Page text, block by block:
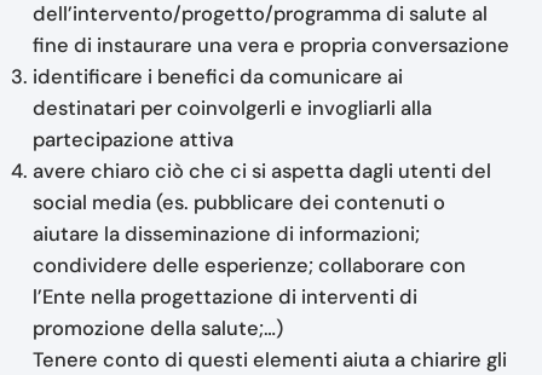
dell’intervento/progetto/programma di salute al
fine di instaurare una vera e propria conversazione
identificare i benefici da comunicare ai
destinatari per coinvolgerli e invogliarli alla
partecipazione attiva
avere chiaro ciò che ci si aspetta dagli utenti del
social media (es. pubblicare dei contenuti o
aiutare la disseminazione di informazioni;
condividere delle esperienze; collaborare con
l’Ente nella progettazione di interventi di
promozione della salute;…)
Tenere conto di questi elementi aiuta a chiarire gli